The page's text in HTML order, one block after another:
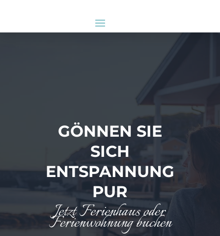
GÖNNEN SIE
SICH
ENTSPANNUNG
PUR
Jetzt Ferienhaus oder
Ferienwohnung buchen